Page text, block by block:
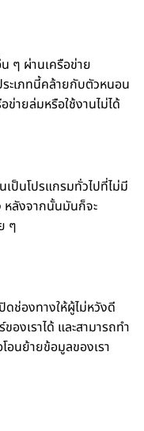
ๆ ผ่านเครือข่าย
ะเภทนี้คล้ายกับตัวหนอน
ข่ายล่มหรือใช้งานไม่ได้
ป็นโปรแกรมทั่วไปที่ไม่มี
หลังจากนั้นมันก็จะ
ๆ
ดช่องทางให้ผู้ไม่หวังดี
องเราได้ และสามารถทำ
อนย้ายข้อมูลของเรา